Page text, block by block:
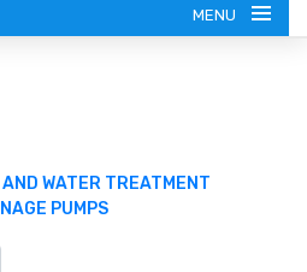
MENU
WATER TREATMENT
PUMPS